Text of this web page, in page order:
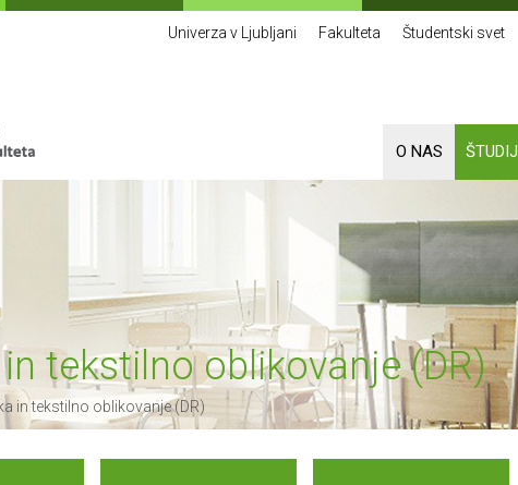
Univerza v Ljubljani Fakulteta Študentski svet
O NAS ŠTUDIJ
tekstilno oblikovanje (DR)
in tekstilno oblikovanje (DR)